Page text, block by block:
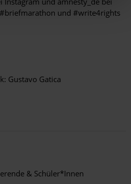
und #write4rights
Gustavo Gatica
& Schüler*innen